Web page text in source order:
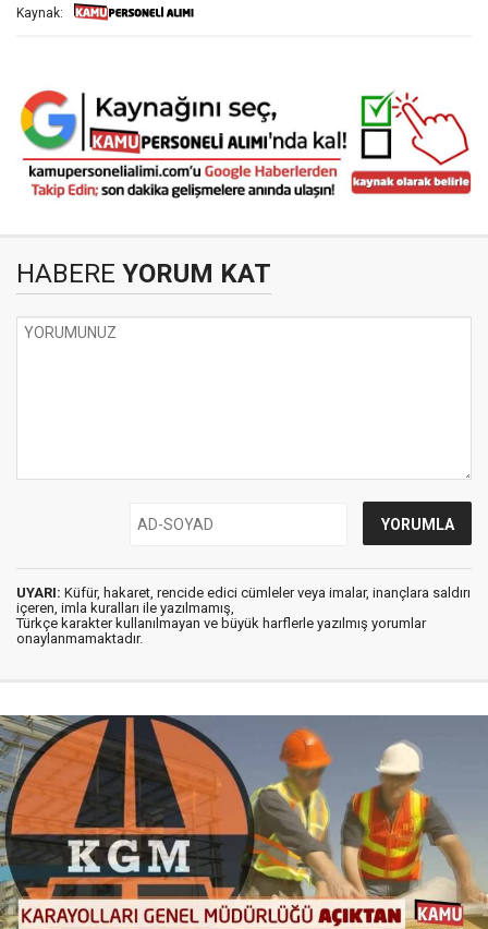
Kaynak:
HABERE YORUM KAT
UYARI: Küfür, hakaret, rencide edici cümleler veya imalar, inançlara saldırı
içeren, imla kuralları ile yazılmamış,
Türkçe karakter kullanılmayan ve büyük harflerle yazılmış yorumlar
onaylanmamaktadır.